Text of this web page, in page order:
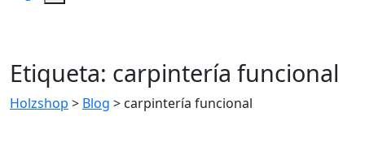
Etiqueta: carpintería funcional
Holzshop > Blog > carpintería funcional